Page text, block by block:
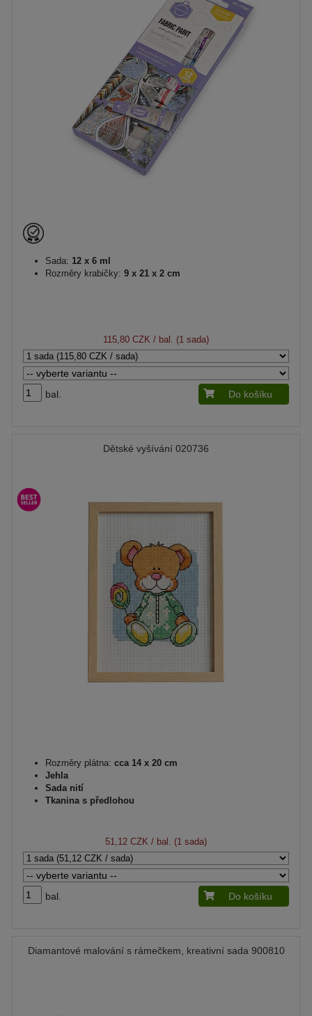
Sada: 12 x 6 ml
Rozměry krabičky: 9 x 21 x 2 cm
115,80 CZK / bal. (1 sada)
bal. Do košíku
Dětské vyšívání 020736
Rozměry plátna: cca 14 x 20 cm
Jehla
Sada nití
Tkanina s předlohou
51,12 CZK / bal. (1 sada)
bal. Do košíku
Diamantové malování s rámečkem, kreativní sada 900810